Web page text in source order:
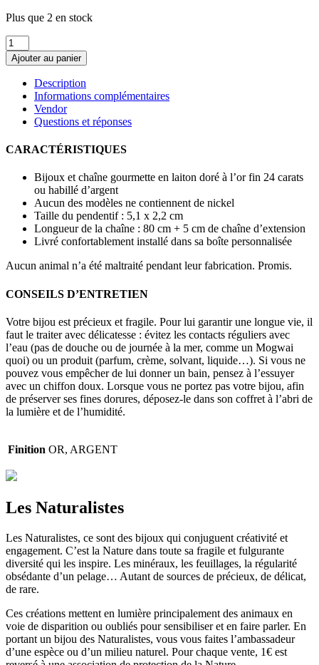
Plus que 2 en stock
quantité
de
Sautoir
Méduse
Ajouter au panier
Description
Informations complémentaires
Vendor
Questions et réponses
CARACTÉRISTIQUES
Bijoux et chaîne gourmette en laiton doré à l’or fin 24 carats
ou habillé d’argent
Aucun des modèles ne contiennent de nickel
Taille du pendentif : 5,1 x 2,2 cm
Longueur de la chaîne : 80 cm + 5 cm de chaîne d’extension
Livré confortablement installé dans sa boîte personnalisée
Aucun animal n’a été maltraité pendant leur fabrication. Promis.
CONSEILS D’ENTRETIEN
Votre bijou est précieux et fragile. Pour lui garantir une longue vie, il
faut le traiter avec délicatesse : évitez les contacts réguliers avec
l’eau (pas de douche ou de journée à la mer, comme un Mogwai
quoi) ou un produit (parfum, crème, solvant, liquide…). Si vous ne
pouvez vous empêcher de lui donner un bain, pensez à l’essuyer
avec un chiffon doux. Lorsque vous ne portez pas votre bijou, afin
de préserver ses fines dorures, déposez-le dans son coffret à l’abri de
la lumière et de l’humidité.
Finition OR, ARGENT
Les Naturalistes
Les Naturalistes, ce sont des bijoux qui conjuguent créativité et
engagement. C’est la Nature dans toute sa fragile et fulgurante
diversité qui les inspire. Les minéraux, les feuillages, la régularité
obsédante d’un pelage… Autant de sources de précieux, de délicat,
de rare.
Ces créations mettent en lumière principalement des animaux en
voie de disparition ou oubliés pour sensibiliser et en faire parler. En
portant un bijou des Naturalistes, vous vous faites l’ambassadeur
d’une espèce ou d’un milieu naturel. Pour chaque vente, 1€ est